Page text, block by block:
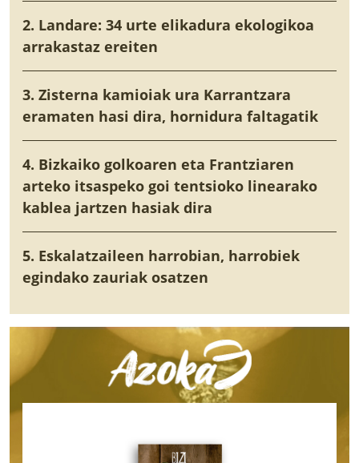
2. Landare: 34 urte elikadura ekologikoa
arrakastaz ereiten
3. Zisterna kamioiak ura Karrantzara
eramaten hasi dira, hornidura faltagatik
4. Bizkaiko golkoaren eta Frantziaren
arteko itsaspeko goi tentsioko linearako
kablea jartzen hasiak dira
5. Eskalatzaileen harrobian, harrobiek
egindako zauriak osatzen